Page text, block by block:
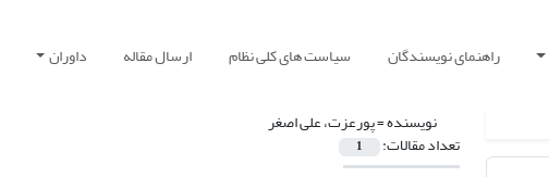
راهنمای نویسندگان سیاست های کلی نظام ارسال مقاله داوران
نویسنده =پورعزت، علی اصغر
تعداد مقالات: 1